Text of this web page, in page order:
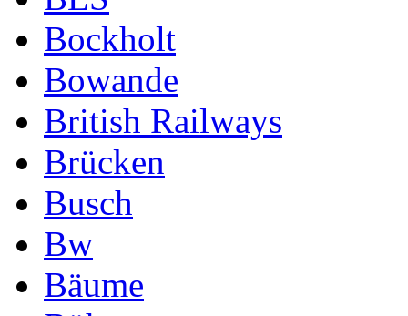
Bockholt
Bowande
British Railways
Brücken
Busch
Bw
Bäume